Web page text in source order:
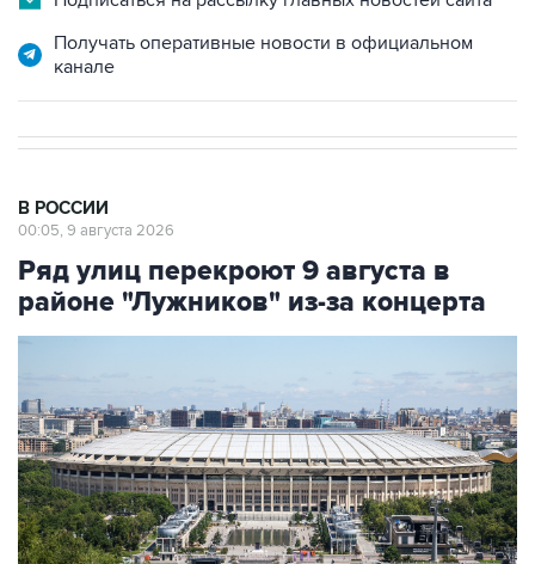
Получать оперативные новости в официальном
канале
В РОССИИ
00:05, 9 августа 2026
Ряд улиц перекроют 9 августа в
районе "Лужников" из-за концерта